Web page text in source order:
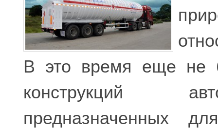
В это время еще не
конструкций
предназначенных